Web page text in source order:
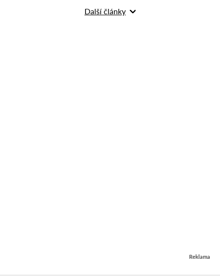
Další články
Reklama